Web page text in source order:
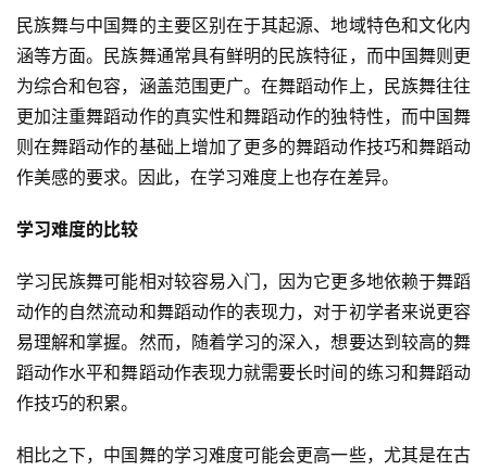
民族舞与中国舞的主要区别在于其起源、地域特色和文化内
涵等方面。民族舞通常具有鲜明的民族特征，而中国舞则更
为综合和包容，涵盖范围更广。在舞蹈动作上，民族舞往往
更加注重舞蹈动作的真实性和舞蹈动作的独特性，而中国舞
则在舞蹈动作的基础上增加了更多的舞蹈动作技巧和舞蹈动
作美感的要求。因此，在学习难度上也存在差异。
学习难度的比较
学习民族舞可能相对较容易入门，因为它更多地依赖于舞蹈
动作的自然流动和舞蹈动作的表现力，对于初学者来说更容
易理解和掌握。然而，随着学习的深入，想要达到较高的舞
蹈动作水平和舞蹈动作表现力就需要长时间的练习和舞蹈动
作技巧的积累。
相比之下，中国舞的学习难度可能会更高一些，尤其是在古